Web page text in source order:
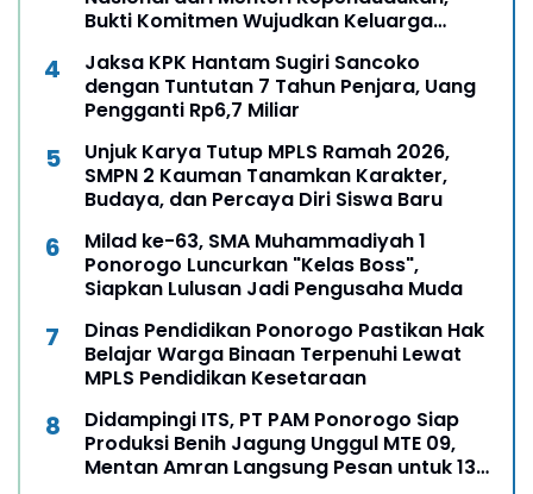
Bukti Komitmen Wujudkan Keluarga
Jaksa KPK Hantam Sugiri Sancoko
dengan Tuntutan 7 Tahun Penjara, Uang
Pengganti Rp6,7 Miliar
Unjuk Karya Tutup MPLS Ramah 2026,
SMPN 2 Kauman Tanamkan Karakter,
Budaya, dan Percaya Diri Siswa Baru
Milad ke-63, SMA Muhammadiyah 1
Ponorogo Luncurkan "Kelas Boss",
Siapkan Lulusan Jadi Pengusaha Muda
Dinas Pendidikan Ponorogo Pastikan Hak
Belajar Warga Binaan Terpenuhi Lewat
MPLS Pendidikan Kesetaraan
Didampingi ITS, PT PAM Ponorogo Siap
Produksi Benih Jagung Unggul MTE 09,
Mentan Amran Langsung Pesan untuk 13